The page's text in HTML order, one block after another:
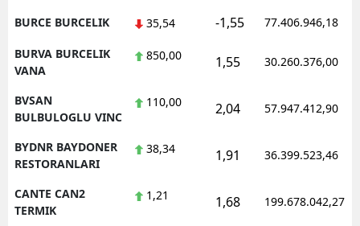
BURCE BURCELIK 35,54 -1,55 77.406.946,18
BURVA BURCELIK
VANA
850,00 1,55 30.260.376,00
BVSAN
BULBULOGLU VINC
110,00 2,04 57.947.412,90
BYDNR BAYDONER
RESTORANLARI
38,34 1,91 36.399.523,46
CANTE CAN2
TERMIK
1,21 1,68 199.678.042,27